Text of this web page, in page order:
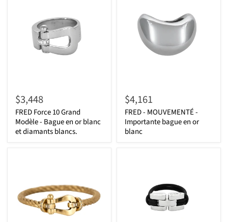
$3,448
FRED Force 10 Grand
Modèle - Bague en or blanc
et diamants blancs.
$4,161
FRED - MOUVEMENTÉ -
Importante bague en or
blanc